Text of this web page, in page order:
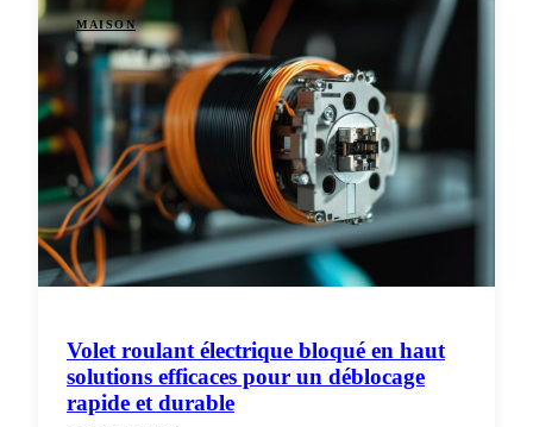
MAISON
Volet roulant électrique bloqué en haut
solutions efficaces pour un déblocage
rapide et durable